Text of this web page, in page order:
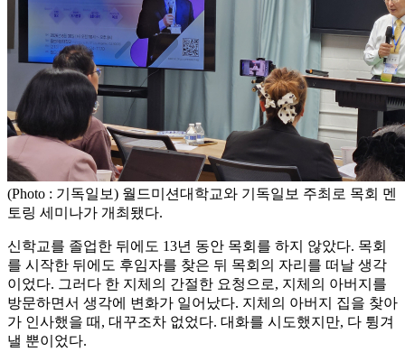
(Photo : 기독일보) 월드미션대학교와 기독일보 주최로 목회 멘
토링 세미나가 개최됐다.
신학교를 졸업한 뒤에도 13년 동안 목회를 하지 않았다. 목회
를 시작한 뒤에도 후임자를 찾은 뒤 목회의 자리를 떠날 생각
이었다. 그러다 한 지체의 간절한 요청으로, 지체의 아버지를
방문하면서 생각에 변화가 일어났다. 지체의 아버지 집을 찾아
가 인사했을 때, 대꾸조차 없었다. 대화를 시도했지만, 다 튕겨
낼 뿐이었다.